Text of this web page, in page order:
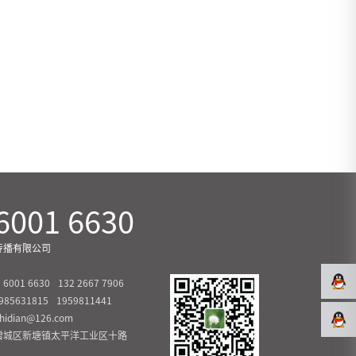
6630
有限公司
6001 6630
132 2667 7906
1959811441
区新塘镇太平洋工业区十路